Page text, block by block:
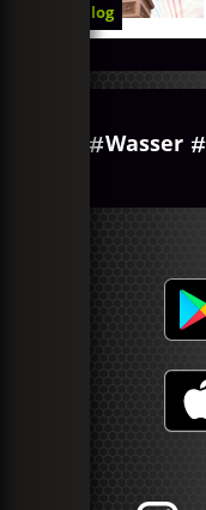
Blog
Wasser